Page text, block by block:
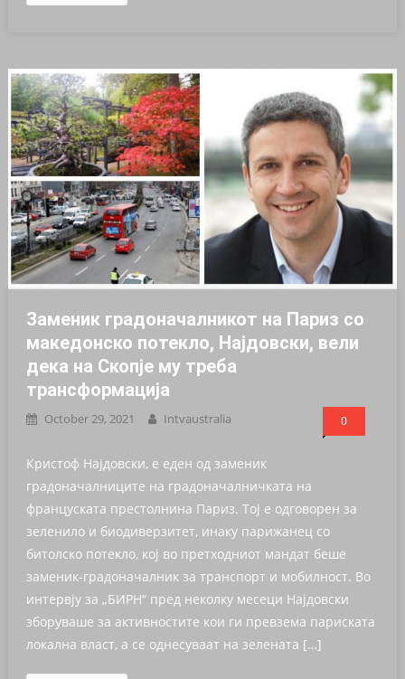
Заменик градоначалникот на Париз со
македонско потекло, Најдовски, вели
дека на Скопје му треба
трансформација
October 29, 2021 Intvaustralia 0
Кристоф Најдовски, е еден од заменик
градоначалниците на градоначалничката на
француската престолнина Париз. Тој е одговорен за
зеленило и биодиверзитет, инаку парижанец со
битолско потекло, кој во претходниот мандат беше
заменик-градоначалник за транспорт и мобилност. Во
интервју за „БИРН“ пред неколку месеци Најдовски
зборуваше за активностите кои ги превзема париската
локална власт, а се однесуваат на зелената […]